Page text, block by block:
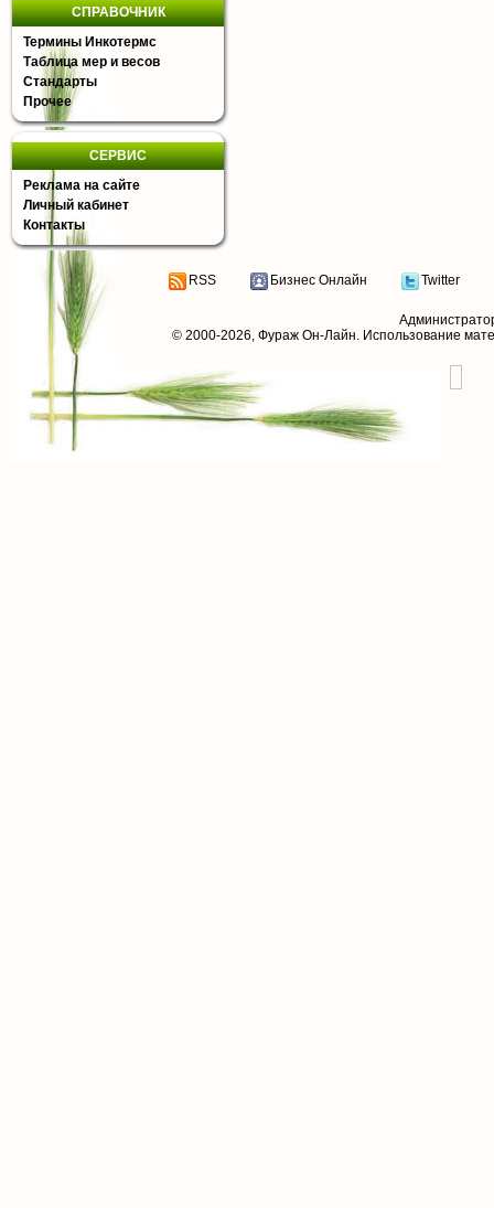
СПРАВОЧНИК
Термины Инкотермс
Таблица мер и весов
Стандарты
Прочее
СЕРВИС
Реклама на сайте
Личный кабинет
Контакты
RSS Бизнес Онлайн Twitter
© 2000-2026, Фураж Он-Лайн. Использование